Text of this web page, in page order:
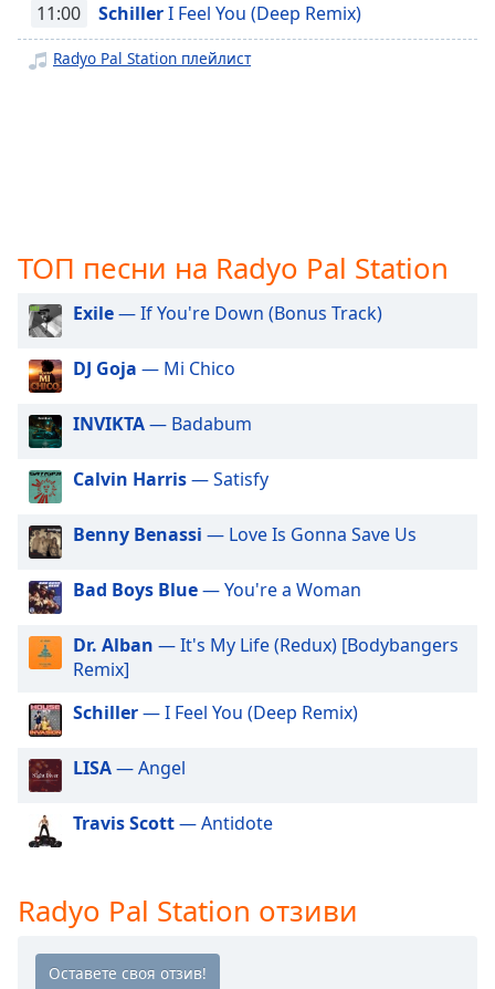
Picture-
in-
Picture
Beginning
dialog
window.
cancel
and
close
window.
Text
Opacity
Text
Background
Opacity
Area
Background
Color
11:00 SchillerI Feel You (Deep Remix)
Radyo Pal Station плейлист
ТОП песни на Radyo Pal Station
Exile— If You're Down (Bonus Track)
DJ Goja — Mi Chico
INVIKTA— Badabum
Calvin Harris— Satisfy
Benny Benassi — Love Is Gonna Save Us
Bad Boys Blue— You're a Woman
Dr. Alban — It's My Life (Redux) [Bodybangers
Remix]
Schiller— I Feel You (Deep Remix)
LISA— Angel
Travis Scott— Antidote
Radyo Pal Station отзиви